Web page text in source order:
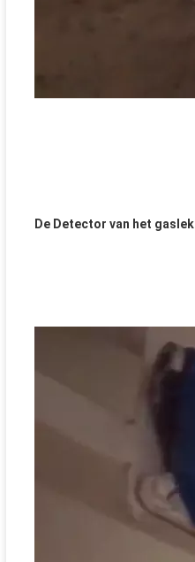
De Detector van het gaslek